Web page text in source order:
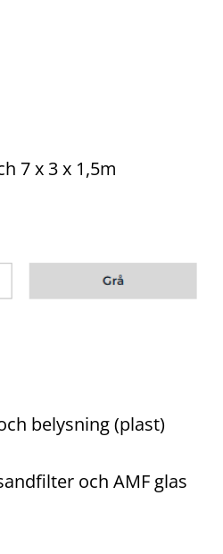
7 x 3 x 1,5m
belysning (plast)
och AMF glas